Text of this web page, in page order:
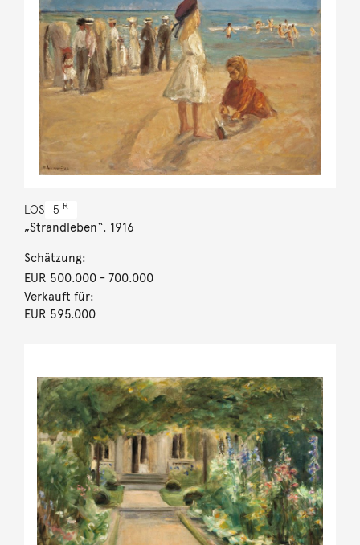
LOS 5 R
„Strandleben“. 1916
Schätzung:
EUR 500.000- 700.000
Verkauft für:
EUR 595.000